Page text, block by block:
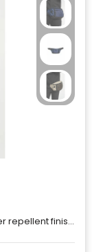
Shell fabric 1; Ripstop; Durable; PFC-free water repellent finish; 100% Recycled Polyester ;Shell fabric 2; Reinforcement, Durable, PFC-free water repellent finish; 100% Recycled Polyester ;Lining; 100% Recycled Polyester